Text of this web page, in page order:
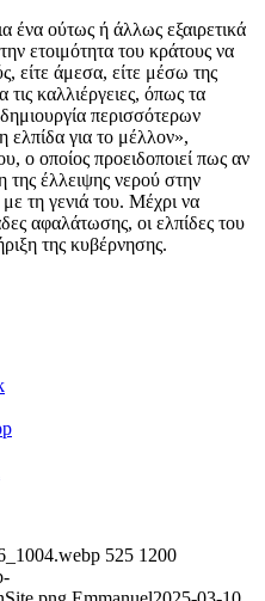
ένα ούτως ή άλλως εξαιρετικά
ετοιμότητα του κράτους να
είτε άμεσα, είτε μέσω της
καλλιέργειες, όπως τα
περισσότερων
για το μέλλον»,
ο οποίος προειδοποιεί πως αν
της έλλειψης νερού στην
τη γενιά του. Μέχρι να
αφαλάτωσης, οι ελπίδες του
της κυβέρνησης.
525 1200